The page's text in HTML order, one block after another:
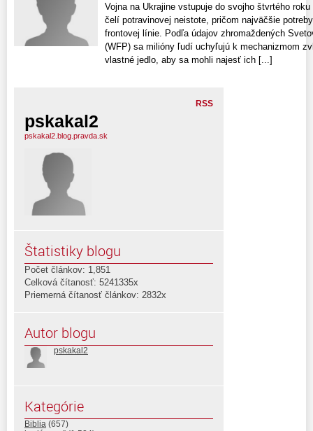
Vojna na Ukrajine vstupuje do svojho štvrtého
čelí potravinovej neistote, pričom najväčšie
frontovej línie. Podľa údajov zhromaždených
(WFP) sa milióny ľudí uchyľujú k mechanizmom
vlastné jedlo, aby sa mohli najesť ich [...]
RSS
pskakal2
pskakal2.blog.pravda.sk
Štatistiky blogu
Počet článkov: 1,851
Celková čítanosť: 5241335x
Priemerná čítanosť článkov: 2832x
Autor blogu
pskakal2
Kategórie
Biblia (657)